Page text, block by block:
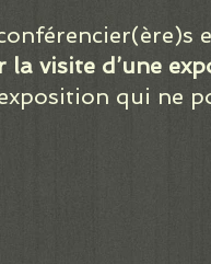
la visite d’une
qui ne